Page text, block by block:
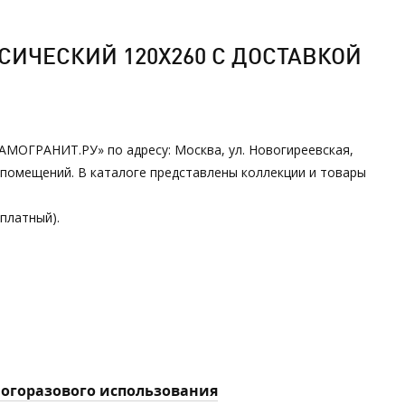
120Х260 С ДОСТАВКОЙ
по адресу: Москва, ул. Новогиреевская,
В каталоге представлены коллекции и товары
использования